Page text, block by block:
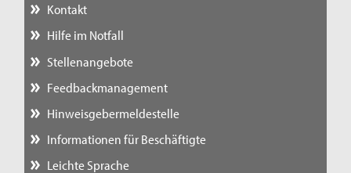
Kontakt
Hilfe im Notfall
Stellenangebote
Feedbackmanagement
Hinweisgebermeldestelle
Informationen für Beschäftigte
Leichte Sprache